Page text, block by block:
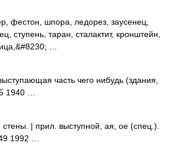
фестон, шпора, ледорез, заусенец,
ступень, таран, сталактит, кронштейн,
…
часть чего нибудь (здания,
1940 …
| прил. выступной, ая, ое (спец.).
1992 …